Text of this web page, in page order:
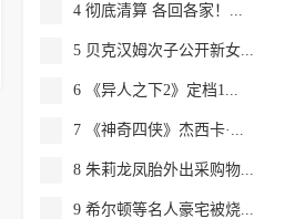
4 彻底清算 各回各家！...
5 贝克汉姆次子公开新女...
6 《异人之下2》定档1...
7 《神奇四侠》杰西卡·...
8 朱莉龙凤胎外出采购物...
9 希尔顿等名人豪宅被烧...